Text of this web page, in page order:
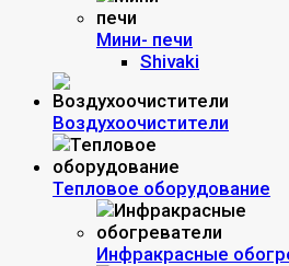
Мини- печи
Shivaki
Воздухоочистители
Тепловое оборудование
Инфракрасные